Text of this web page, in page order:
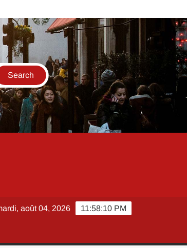
moi : stratégies pour être le premier sur les
11:58:11 PM
août 04, 2026